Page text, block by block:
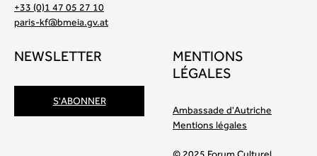
+33 (0)1 47 05 27 10
paris-kf@bmeia.gv.at
NEWSLETTER
S'ABONNER
MENTIONS
LÉGALES
Ambassade d'Autriche
Mentions légales